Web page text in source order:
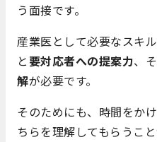
う面接です。
産業医として必要なスキル
と 要対応者への提案力、
解が必要です。
そのためにも、時間をか
ちらを理解してもらうこ